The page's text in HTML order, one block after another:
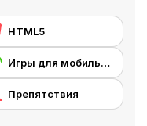
HTML5
Игры для мобильных телефонов
Препятствия